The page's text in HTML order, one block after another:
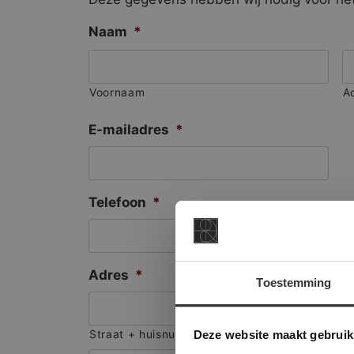
Toestemming
Deze website maakt
Naam *
Voornaam
E-mailadres *
Telefoon *
Adres *
Straat + huisnummer
Deze
onze